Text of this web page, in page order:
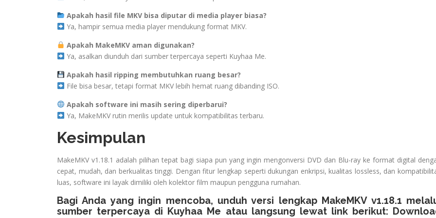
Apakah hasil file MKV bisa diputar di media player biasa?
Ya, hampir semua media player mendukung format MKV.
Apakah MakeMKV aman digunakan?
Ya, asalkan diunduh dari sumber terpercaya seperti Kuyhaa Me.
Apakah hasil ripping membutuhkan ruang besar?
File bisa besar, tetapi format MKV lebih hemat ruang dibanding ISO.
Apakah software ini masih sering diperbarui?
Ya, MakeMKV rutin merilis update untuk kompatibilitas terbaru.
Kesimpulan
MakeMKV v1.18.1 adalah pilihan tepat bagi siapa pun yang ingin mengonversi DVD dan Blu-ray ke format digital
cepat, mudah, dan berkualitas tinggi. Dengan fitur lengkap seperti dukungan enkripsi, kualitas lossless, dan
luas, software ini layak dimiliki oleh kolektor film maupun pengguna rumahan.
Bagi Anda yang ingin mencoba, unduh versi lengkap MakeMKV v1.18.1
sumber terpercaya di Kuyhaa Me atau langsung lewat link berikut: